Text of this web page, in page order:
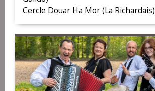
Cercle Douar Ha Mor (La Richardais)